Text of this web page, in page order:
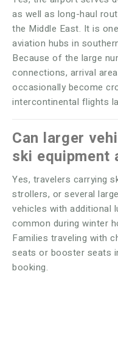
as well as long-haul
the Middle East. It is
aviation hubs in
Because of the large
connections, arrival
occasionally become
intercontinental flights
Can larger
ski equipment
Yes, travelers carrying
strollers, or several
vehicles with additional
common during winter
Families traveling with
seats or booster seats
booking.